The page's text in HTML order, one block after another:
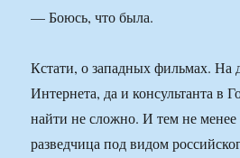
— Боюсь, что была.
Кстати, о западных фильмах. На
Интернета, да и консультанта в
найти не сложно. И тем не менее
разведчица под видом